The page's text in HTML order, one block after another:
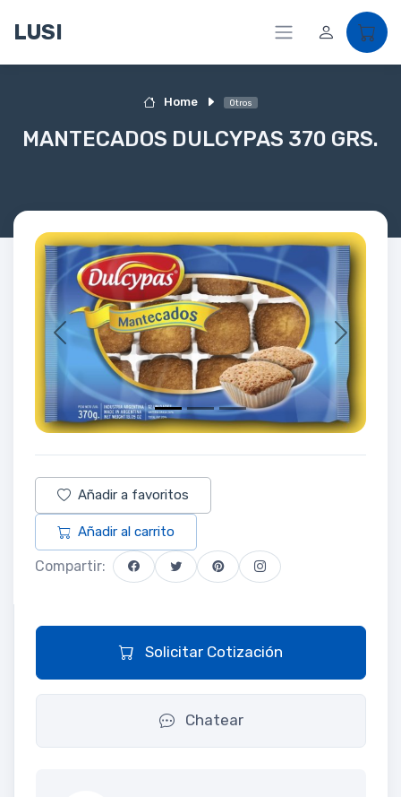
LUSI
Home Otros
MANTECADOS DULCYPAS 370 GRS.
Previous Next
Añadir a favoritos
Añadir al carrito
Compartir:
Solicitar Cotización
Chatear